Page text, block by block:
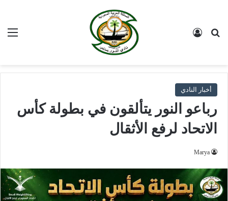
بحث عن
أخبار النادي
رباعو النور يتألقون في بطولة كأس
الاتحاد لرفع الأثقال
Marya